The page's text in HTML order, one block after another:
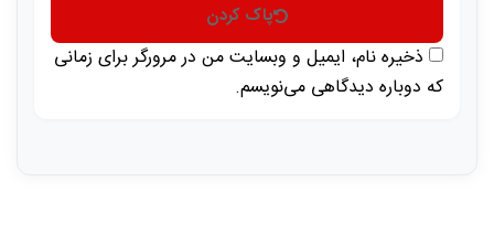
پاک کردن
ذخیره نام، ایمیل و وبسایت من در مرورگر برای زمانی
که دوباره دیدگاهی می‌نویسم.